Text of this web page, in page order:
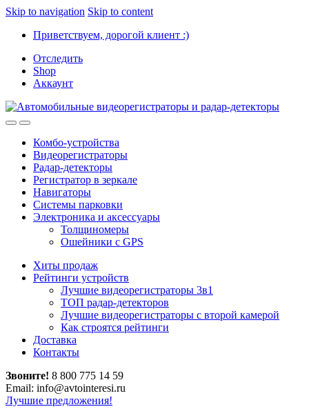
Skip to navigation Skip to content
Приветствуем, дорогой клиент :)
Отследить
Shop
Аккаунт
Комбо-устройства
Видеорегистраторы
Радар-детекторы
Регистратор в зеркале
Навигаторы
Системы парковки
Электроника и аксессуары
Толщиномеры
Ошейники с GPS
Хиты продаж
Рейтинги устройств
Лучшие видеорегистраторы 3в1
ТОП радар-детекторов
Лучшие видеорегистраторы с второй камерой
Как строятся рейтинги
Доставка
Контакты
Звоните! 8 800 775 14 59
Email: info@avtointeresi.ru
Лучшие предложения!